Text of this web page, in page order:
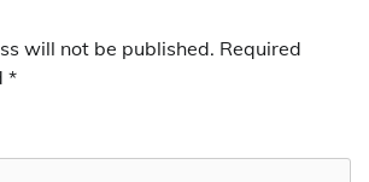
will not be published. Required
*